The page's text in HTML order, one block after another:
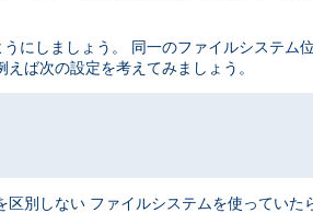
にしましょう。 同一のファイルシステム
ば次の設定を考えてみましょう。
別しない ファイルシステムを使っていた